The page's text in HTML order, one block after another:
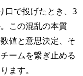
口で投げたとき、3
この混乱の本質
値と意思決定、そ
ームを繋ぎ止める
ます。